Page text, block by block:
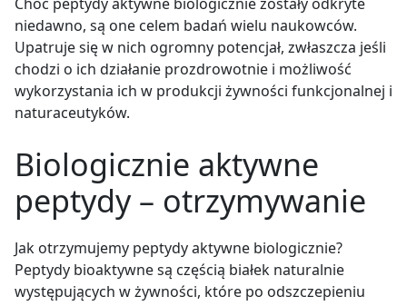
niedawno, są one celem badań wielu naukowców.
Upatruje się w nich ogromny potencjał, zwłaszcza jeśli
chodzi o ich działanie prozdrowotnie i możliwość
wykorzystania ich w produkcji żywności funkcjonalnej i
naturaceutyków.
Biologicznie aktywne
peptydy – otrzymywanie
Jak otrzymujemy peptydy aktywne biologicznie?
Peptydy bioaktywne są częścią białek naturalnie
występujących w żywności, które po odszczepieniu